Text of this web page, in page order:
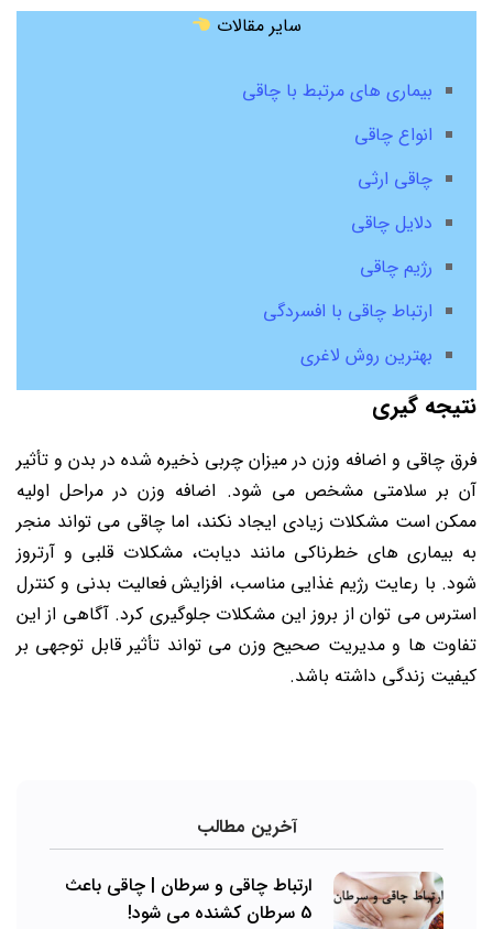
سایر مقالات
بیماری های مرتبط با چاقی
انواع چاقی
چاقی ارثی
دلایل چاقی
رژیم چاقی
ارتباط چاقی با افسردگی
بهترین روش لاغری
نتیجه گیری
فرق چاقی و اضافه وزن در میزان چربی ذخیره شده در بدن و تأثیر
آن بر سلامتی مشخص می شود. اضافه وزن در مراحل اولیه
ممکن است مشکلات زیادی ایجاد نکند، اما چاقی می تواند منجر
به بیماری های خطرناکی مانند دیابت، مشکلات قلبی و آرتروز
شود. با رعایت رژیم غذایی مناسب، افزایش فعالیت بدنی و کنترل
استرس می توان از بروز این مشکلات جلوگیری کرد. آگاهی از این
تفاوت ها و مدیریت صحیح وزن می تواند تأثیر قابل توجهی بر
کیفیت زندگی داشته باشد.
آخرین مطالب
ارتباط چاقی و سرطان | چاقی باعث
5 سرطان کشنده می شود!